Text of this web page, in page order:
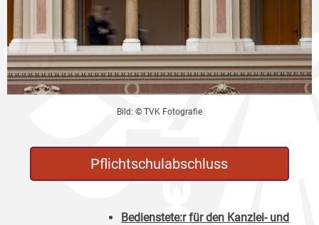
Bild: © TVK Fotografie
Pflichtschulabschluss
Bedienstete:r für den Kanzlei- und